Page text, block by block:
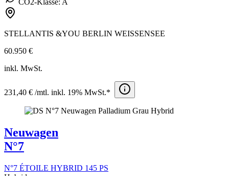
CO2-Klasse: A
STELLANTIS &YOU BERLIN WEISSENSEE
60.950 €
inkl. MwSt.
231,40 € /mtl. inkl. 19% MwSt.*
Neuwagen
N°7
N°7 ÉTOILE HYBRID 145 PS
Hybrid